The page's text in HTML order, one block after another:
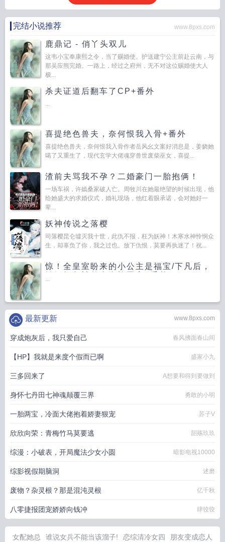
完结小说推荐 www.8pxs.com
鹿鼎记 - 俏丫头双儿
这韦小宝奉康熙之令，当了赐婚使。护送建宁公主前赴云南，与
那吴应熊完婚。一路上，经过之府州，无不对这位赐婚使大人
极...
杀夫证道后翻车了CP+番外
...
喜提绝色兽夫，奈何恨我入骨+番外
喜提绝色兽夫，奈何恨我入骨作者岳风幺文案好消息是，姜娆她
噶了又重生了，现代玄学大佬魂穿兽世废柴巫女，喜提...
渣前夫骂我不孕？二婚豪门一胎抱俩！
一场车祸，许嫣桑家破人亡。周牧川在她最绝望的时候出现，他
给她盛大的求婚仪式，婚礼现场，他红着眼承诺，会对她好一
辈...
妖神传说之落樱
司落樱昆仑墟灭我十世，此仇不报，枉为妖神！木寒水神怜悯众
生，却辜负了你，我之过也。放下仇恨，莫要再执迷了！祝...
惊！全皇室盼来的小公主是福宝/下凡后，
...
www.8pxs.com
最新更新
穿成炮灰后，我只爱自己 春风拂面春山间
【HP】我就是来度个假而已啊 盛家小九
三多回来了 A想要和得到要做到
身怀七丹田七神魂颠覆三界 勇敢的小明
一胎两宝，冷面大佬抱着娇妻狠宠 苏子V
欣欣向荣：青梅竹马莫要逃 韶殇玖玖
综漫：小破表，开局魔法少女小圆 暗影电视10000
综影视假期脑洞 述磨
废物？杂灵根？那是混沌灵根 亿千秋
八零捷报团宠娇娇向钱冲 肆饺饺
女配她总 谁说女兵不能当该溜子! 恋综清冷女四 朋友变成恋人